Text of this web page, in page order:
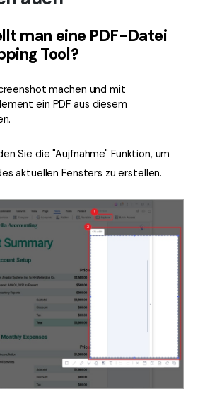
man eine PDF-Datei
Tool?
machen und mit
ein PDF aus diesem
Sie die "Aujfnahme" Funktion, um
aktuellen Fensters zu erstellen.